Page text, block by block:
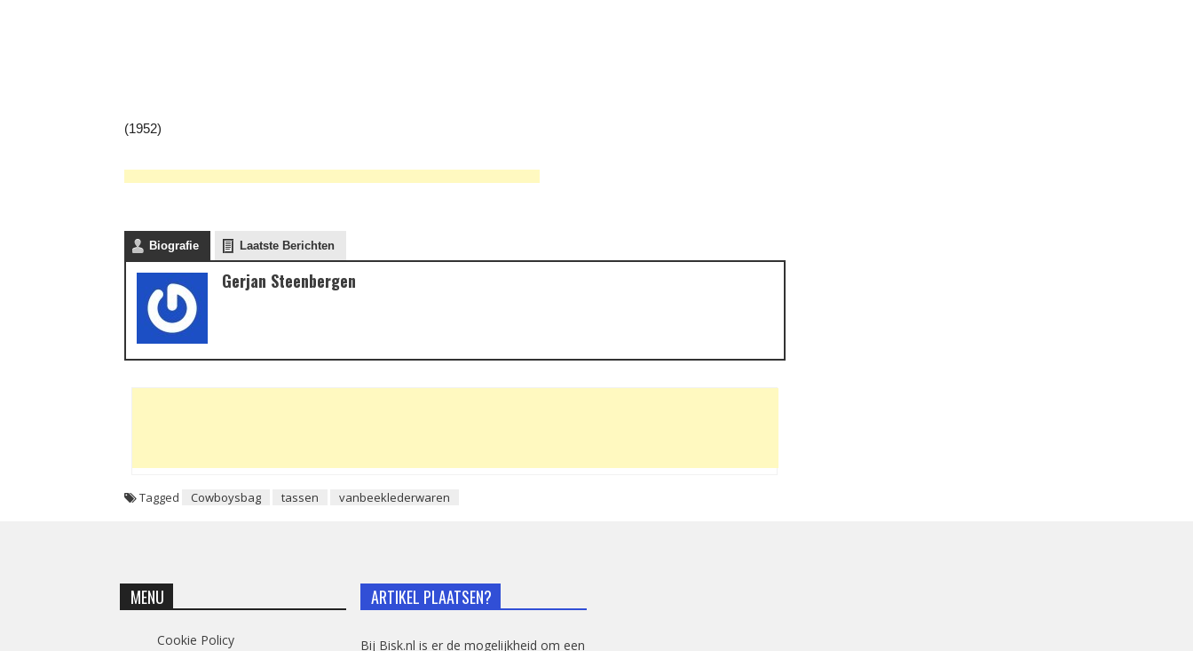
(1952)
Biografie Laatste Berichten
Gerjan Steenbergen
Tagged Cowboysbag tassen vanbeeklederwaren
MENU
Cookie Policy
ARTIKEL PLAATSEN?
Bij Bisk.nl is er de mogelijkheid om een